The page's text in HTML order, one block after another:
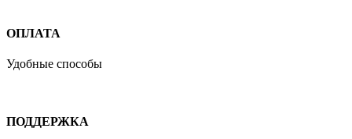
ОПЛАТА
Удобные способы
ПОДДЕРЖКА